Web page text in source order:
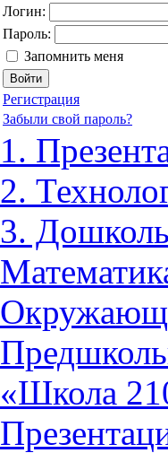
Логин:
Пароль:
Запомнить меня
Регистрация
Забыли свой пароль?
1.
2.
3.
«Школа